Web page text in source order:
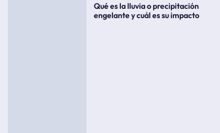
Qué es la lluvia o precipitación
engelante y cuál es su impacto